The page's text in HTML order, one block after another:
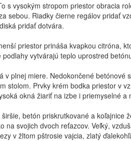
s vysokým stropom priestor obracia
sebou. Riadky čierne regálov pridať
pridať dotvára.
priestor prináša kvapkou citróna,
vytvárajú teplo uprostred
plnej miere. Nedokončené
stolom. Prvky krém bodka priestor v
okná žiariť na izbe i priemyselné a
betón priskrutkované a
svojich dvoch reťazcov. Veľký,
v žltom pštrosie vajcia, zlatý